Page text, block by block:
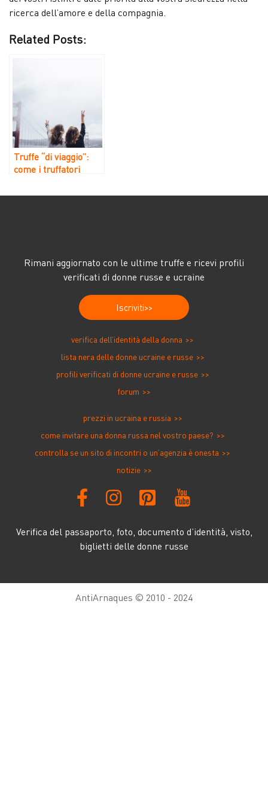
ricerca dell’amore e della compagnia.
Related Posts:
Truffe “di viaggio”:
come i truffatori
per ingannare le loro
Rimani aggiornato con le ultime truffe e ricevi profili
verificati di donne russe e ucraine
Iscriviti
verifica dell’identità della donna
lista nera delle donne ucraine e russe
profili verificati di donne ucraine e russe
forum
prezzi in ucraina e russia
come invitare una donna russa nel vostro paese?
controlla se un sito di incontri o un’agenzia è onesta
notizie
Verifica del passaporto, foto, documento d’identità, visto,
biglietti delle donne russe
AntiArnaques © 2010 - 2024